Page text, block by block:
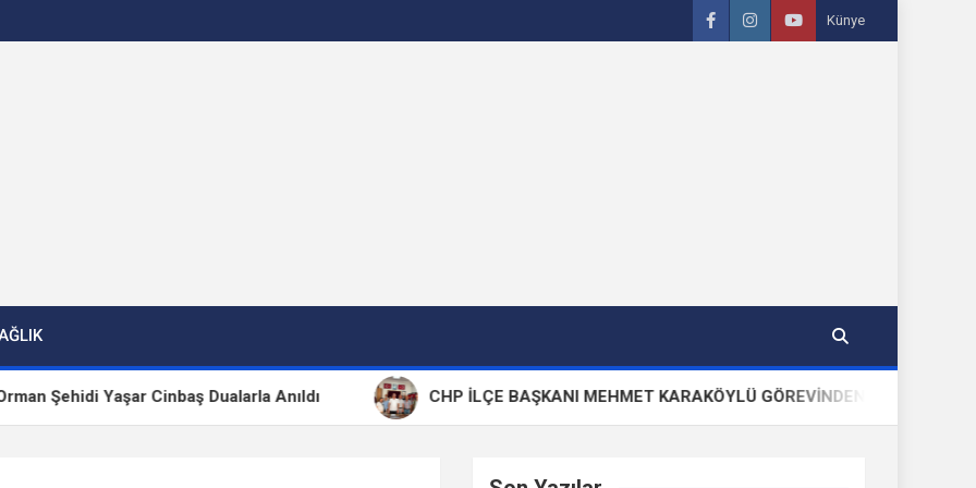
Künye
Yaşar Cinbaş Dualarla Anıldı CHP İLÇE BAŞKANI MEHMET KARAKÖYLÜ GÖREVİNDEN VE PARTİSİNDEN